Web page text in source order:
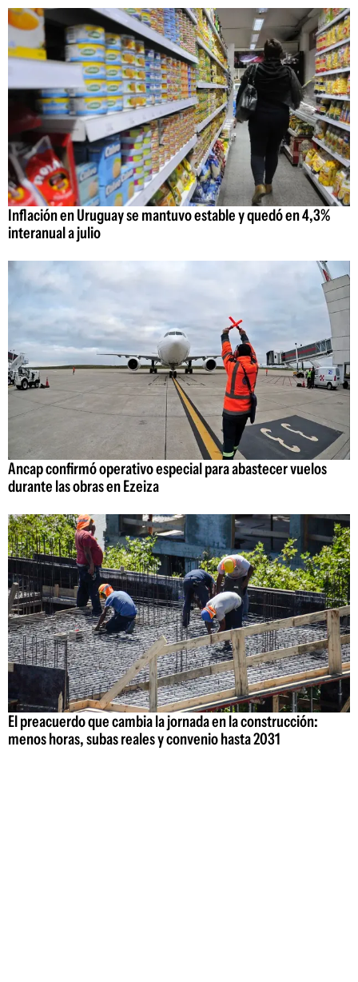
Inflación en Uruguay se mantuvo estable y quedó en 4,3%
interanual a julio
Ancap confirmó operativo especial para abastecer vuelos
durante las obras en Ezeiza
El preacuerdo que cambia la jornada en la construcción:
menos horas, subas reales y convenio hasta 2031